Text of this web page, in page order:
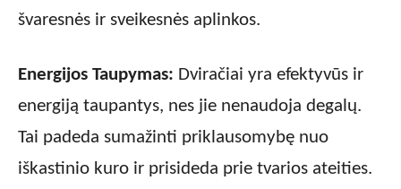
švaresnės ir sveikesnės aplinkos.
Energijos Taupymas: Dviračiai yra efektyvūs ir
energiją taupantys, nes jie nenaudoja degalų.
Tai padeda sumažinti priklausomybę nuo
iškastinio kuro ir prisideda prie tvarios ateities.